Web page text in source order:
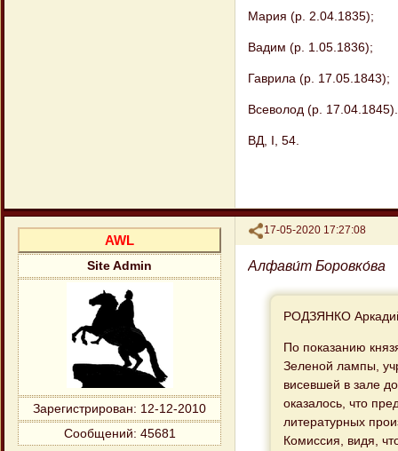
Мария (р. 2.04.1835);
Вадим (р. 1.05.1836);
Гаврила (р. 17.05.1843);
Всеволод (р. 17.04.1845).
ВД, I, 54.
Поделиться
17-05-2020 17:27:08
AWL
Site Admin
Зарегистрирован: 12-12-2010
Сообщений: 45681
Алфави́т Боровко́ва
РОДЗЯНКО
По показанию
Зеленой лампы,
висевшей в зале
оказалось, что
литературных
Комиссия, видя,